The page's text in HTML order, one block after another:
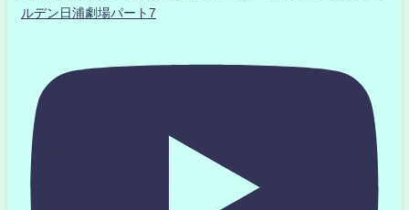
ルデン日浦劇場パート7